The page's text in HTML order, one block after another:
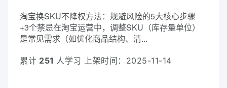
淘宝换SKU不降权方法：规避风险的5大核心步骤
+3个禁忌在淘宝运营中，调整SKU（库存量单位）
是常见需求（如优化商品结构、清...
累计 251 人学习 上架时间：2025-11-14